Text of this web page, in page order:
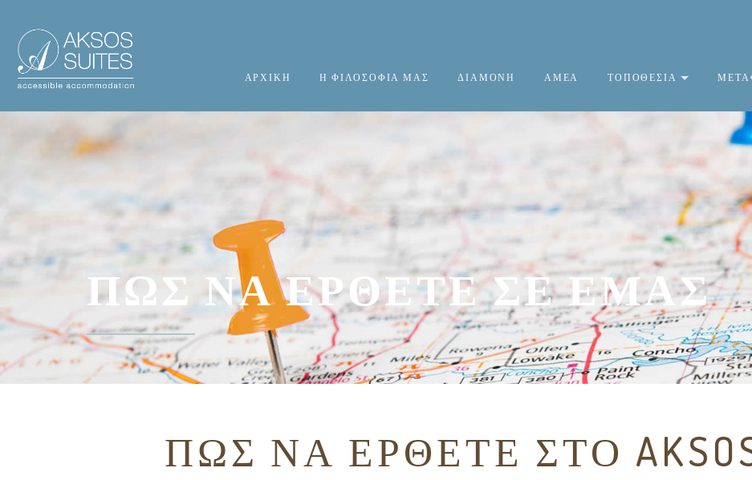
ΑΡΧΙΚΗ Η ΦΙΛΟΣΟΦΙΑ ΜΑΣ ΔΙΑΜΟΝΗ ΑΜΕΑ ΤΟΠΟΘΕΣΙΑ
ΠΏΣ ΝΑ ΈΡΘΕΤΕ ΣΕ ΕΜΆΣ
ΠΩΣ ΝΑ ΈΡΘΕΤΕ ΣΤΟ AKSOS